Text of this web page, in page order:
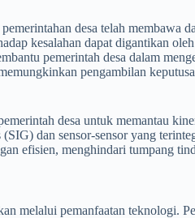
desa telah membawa
kesalahan dapat digantikan
pemerintah desa dalam
pengambilan
desa untuk memantau
dan sensor-sensor yang
efisien, menghindari tumpang
melalui pemanfaatan teknologi.